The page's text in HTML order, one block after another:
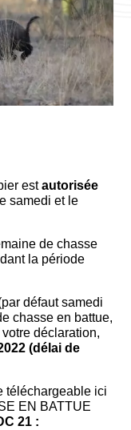
estautorisée
samedi et le
de chasse
la période
défaut samedi
chasse en battue,
déclaration,
(délai de
téléchargeable ici
EN BATTUE
21 :